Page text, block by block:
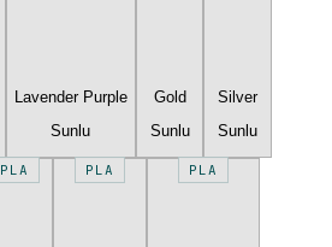
Lavender Purple
Sunlu
Gold
Sunlu
Silver
Sunlu
PLA PLA PLA